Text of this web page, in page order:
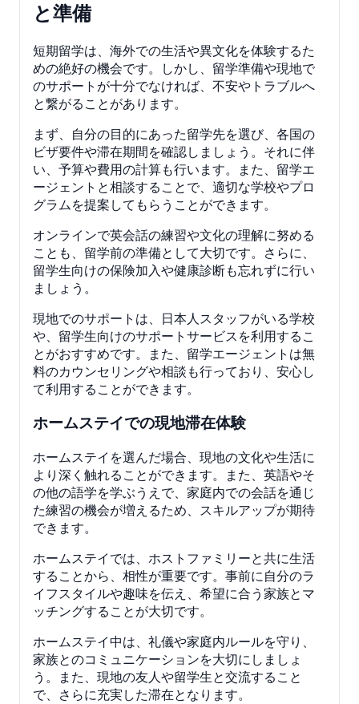
と準備
短期留学は、海外での生活や異文化を体験するた
めの絶好の機会です。しかし、留学準備や現地で
のサポートが十分でなければ、不安やトラブルへ
と繋がることがあります。
まず、自分の目的にあった留学先を選び、各国の
ビザ要件や滞在期間を確認しましょう。それに伴
い、予算や費用の計算も行います。また、留学エ
ージェントと相談することで、適切な学校やプロ
グラムを提案してもらうことができます。
オンラインで英会話の練習や文化の理解に努める
ことも、留学前の準備として大切です。さらに、
留学生向けの保険加入や健康診断も忘れずに行い
ましょう。
現地でのサポートは、日本人スタッフがいる学校
や、留学生向けのサポートサービスを利用するこ
とがおすすめです。また、留学エージェントは無
料のカウンセリングや相談も行っており、安心し
て利用することができます。
ホームステイでの現地滞在体験
ホームステイを選んだ場合、現地の文化や生活に
より深く触れることができます。また、英語やそ
の他の語学を学ぶうえで、家庭内での会話を通じ
た練習の機会が増えるため、スキルアップが期待
できます。
ホームステイでは、ホストファミリーと共に生活
することから、相性が重要です。事前に自分のラ
イフスタイルや趣味を伝え、希望に合う家族とマ
ッチングすることが大切です。
ホームステイ中は、礼儀や家庭内ルールを守り、
家族とのコミュニケーションを大切にしましょ
う。また、現地の友人や留学生と交流すること
で、さらに充実した滞在となります。